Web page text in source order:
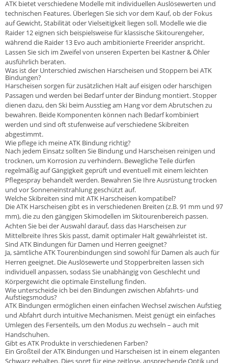
ATK bietet verschiedene Modelle mit individuellen Auslösewerten und
technischen Features. Überlegen Sie sich vor dem Kauf, ob der Fokus
auf Gewicht, Stabilität oder Vielseitigkeit liegen soll. Modelle wie die
Raider 12 eignen sich beispielsweise für klassische Skitourengeher,
während die Raider 13 Evo auch ambitionierte Freerider anspricht.
Lassen Sie sich im Zweifel von unseren Experten bei Kastner & Öhler
ausführlich beraten.
Was ist der Unterschied zwischen Harscheisen und Stoppern bei ATK
Bindungen?
Harscheisen sorgen für zusätzlichen Halt auf eisigen oder harschigen
Passagen und werden bei Bedarf unter der Bindung montiert. Stopper
dienen dazu, den Ski beim Ausstieg am Hang vor dem Abrutschen zu
bewahren. Beide Komponenten können nach Bedarf kombiniert
werden und sind oft stufenweise auf verschiedene Skibreiten
abgestimmt.
Wie pflege ich meine ATK Bindung richtig?
Nach jedem Einsatz sollten Sie Bindung und Harscheisen reinigen und
trocknen, um Korrosion zu verhindern. Bewegliche Teile dürfen
regelmäßig auf Gängigkeit geprüft und eventuell mit einem leichten
Pflegespray behandelt werden. Bewahren Sie Ihre Ausrüstung trocken
und vor Sonneneinstrahlung geschützt auf.
Welche Skibreiten sind mit ATK Harscheisen kompatibel?
Die ATK Harscheisen gibt es in verschiedenen Breiten (z.B. 91 mm und 97
mm), die zu den gängigen Skimodellen im Skitourenbereich passen.
Achten Sie bei der Auswahl darauf, dass das Harscheisen zur
Mittelbreite Ihres Skis passt, damit optimaler Halt gewährleistet ist.
Sind ATK Bindungen für Damen und Herren geeignet?
Ja, sämtliche ATK Tourenbindungen sind sowohl für Damen als auch für
Herren geeignet. Die Auslösewerte und Stopperbreiten lassen sich
individuell anpassen, sodass Sie unabhängig von Geschlecht und
Körpergewicht die optimale Einstellung finden.
Wie unterscheide ich bei den Bindungen zwischen Abfahrts- und
Aufstiegsmodus?
ATK Bindungen ermöglichen einen einfachen Wechsel zwischen Aufstieg
und Abfahrt durch intuitive Mechanismen. Meist genügt ein einfaches
Umlegen des Fersenteils, um den Modus zu wechseln – auch mit
Handschuhen.
Gibt es ATK Produkte in verschiedenen Farben?
Ein Großteil der ATK Bindungen und Harscheisen ist in einem eleganten
Schwarz gehalten. Dies sorgt für eine zeitlose, ansprechende Optik und